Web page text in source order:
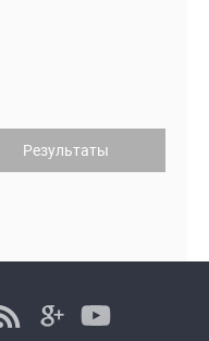
Результаты